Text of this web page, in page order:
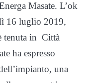
Masate. L’ok
16 luglio 2019,
tenuta in Città
ha espresso
una